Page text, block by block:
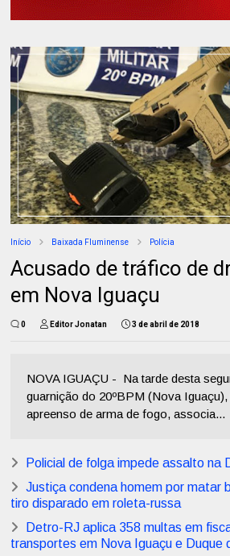
Início Baixada Fluminense Polícia
Acusado de tráfico de
em Nova Iguaçu
0 Editor Jonatan 3 de abril de 2018
NOVA IGUAÇU - Na tarde desta
guarnição do 20ºBPM (Nova
apreenso de arma de fogo, associa...
Policial de folga impede assalto na
Justiça condena homem por matar
tiro disparado em roleta-russa
Detro-RJ aplica 358 multas em
transportes em Nova Iguaçu e Duque